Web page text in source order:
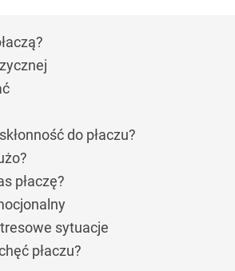
do płaczu?
płaczę?
sytuacje
płaczu?